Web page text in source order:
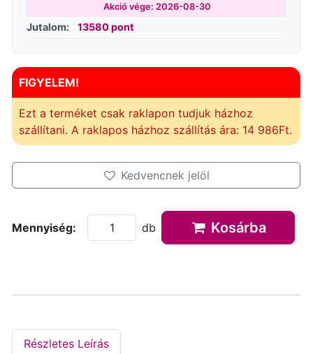
Akció vége: 2026-08-30
Jutalom: 13580 pont
FIGYELEM!
Ezt a terméket csak raklapon tudjuk házhoz
szállítani. A raklapos házhoz szállítás ára: 14 986Ft.
Kedvencnek jelöl
Mennyiség: db Kosárba
Részletes Leírás